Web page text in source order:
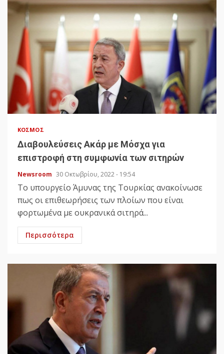
ΚΌΣΜΟΣ
Διαβουλεύσεις Ακάρ με Μόσχα για
επιστροφή στη συμφωνία των σιτηρών
Newsroom 30 Οκτωβρίου, 2022 - 19:54
Το υπουργείο Άμυνας της Τουρκίας ανακοίνωσε
πως οι επιθεωρήσεις των πλοίων που είναι
φορτωμένα με ουκρανικά σιτηρά...
Περισσότερα